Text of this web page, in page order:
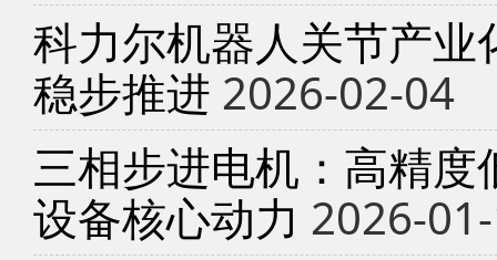
科力尔机器人关节产
稳步推进 2026-02-04
三相步进电机：高精
设备核心动力 2026-